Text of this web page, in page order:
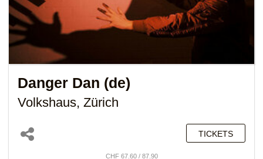
Danger Dan (de)
Volkshaus, Zürich
TICKETS
CHF 67.60 / 87.90